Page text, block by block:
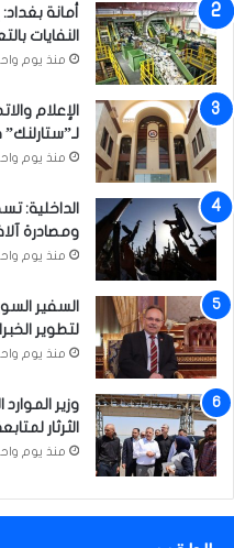
أ
ف
غ
ا
ن
س
ت
ا
ن
أمانة
النفايات
منذ يوم
الإعلام
منذ يوم
ومصادرة
منذ يوم
السفير
لتطوير
منذ يوم
وزير
الثرثار
منذ يوم